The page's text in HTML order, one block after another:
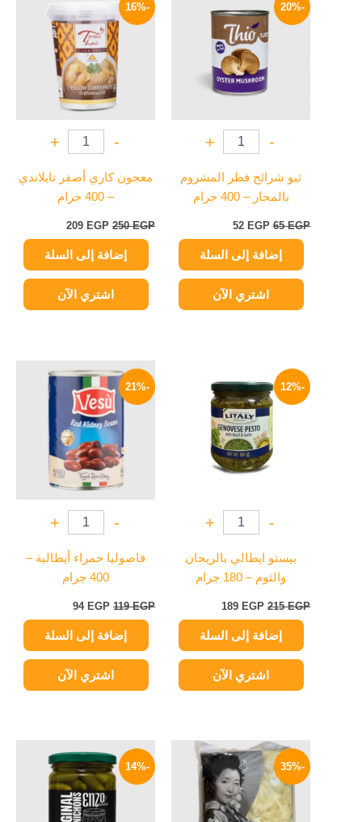
-20%
-
+
ثيو شرائح فطر المشروم
بالمحار – 400 جرام
65EGP
هو:
65 EGP.
52 EGP
هو:
52 EGP.
إضافة إلى السلة
اشتري الآن
-16%
-
+
معجون كاري أصفر تايلاندي
– 400 جرام
250EGP
هو:
250 EGP.
209 EGP
هو:
209 EGP.
إضافة إلى السلة
اشتري الآن
-12%
-
+
بيستو ايطالي بالريحان
والثوم – 180 جرام
215EGP
الأصلي
هو:
215 EGP.
189 EGP
الحالي
هو:
189 EGP.
إضافة إلى السلة
اشتري الآن
-21%
-
+
فاصوليا حمراء أيطالية –
400 جرام
119EGP
الأصلي
هو:
119 EGP.
94 EGP
الحالي
هو:
94 EGP.
إضافة إلى السلة
اشتري الآن
-35%
السعر
الأصلي
هو:
350 EGP.
السعر
الحالي
هو:
229 EGP.
-14%
الأصلي
هو:
215 EGP.
الحالي
هو:
185 EGP.